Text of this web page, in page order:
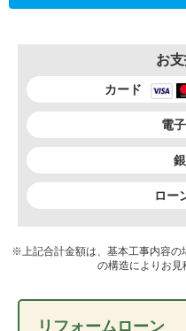
お
カード
電
ロー
※上記合計金額は、基本工事内容
の構造によりお見
リフォームローン